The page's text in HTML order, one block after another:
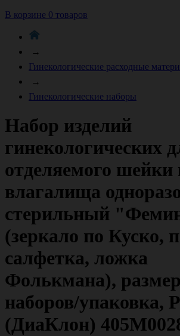
В корзине 0 товаров
→
Гинекологические расходные
→
Гинекологические наборы
Набор изделий
гинекологических
отделяемого шейки
влагалища
стерильный
(зеркало по Куско,
салфетка, ложка
Фолькмана),
наборов/упаковка,
(ДиаКлон)